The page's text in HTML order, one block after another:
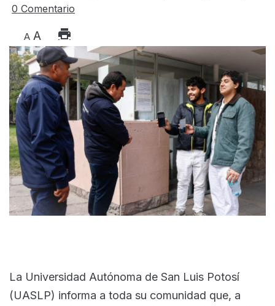
0 Comentario
A A
La Universidad Autónoma de San Luis Potosí
(UASLP) informa a toda su comunidad que, a